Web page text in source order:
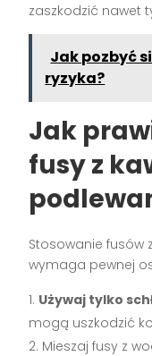
zaszkodzić nawet
Jak pozbyć
ryzyka?
Jak
fusy z
Stosowanie fusów
wymaga pewnej
Używaj tylko
mogą uszkodzić
Mieszaj fusy z